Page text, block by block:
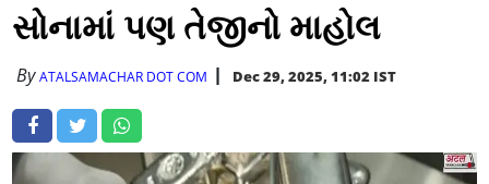
સોનામાં પણ તેજીનો માહોલ
ByATALSAMACHAR DOT COM Dec 29, 2025, 11:02 IST